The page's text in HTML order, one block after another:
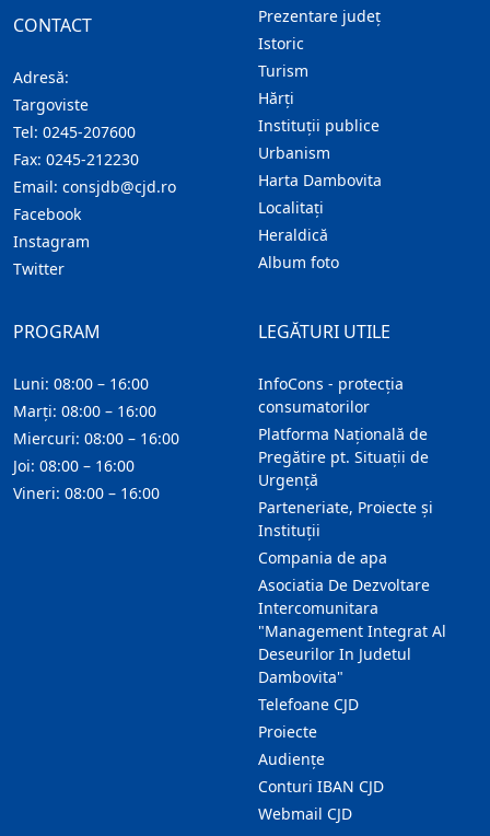
CONTACT
Adresă:
Targoviste
Tel: 0245-207600
Fax: 0245-212230
Email: consjdb@cjd.ro
Facebook
Instagram
Twitter
Prezentare judeţ
Istoric
Turism
Hărţi
Instituţii publice
Urbanism
Harta Dambovita
Localitaţi
Heraldică
Album foto
LEGĂTURI UTILE
InfoCons - protecția
consumatorilor
Platforma Națională de
Pregătire pt. Situații de
Urgență
Parteneriate, Proiecte și
Instituții
Compania de apa
Asociatia De Dezvoltare
Intercomunitara
"Management Integrat Al
Deseurilor In Judetul
Dambovita"
Telefoane CJD
Proiecte
Audienţe
Conturi IBAN CJD
Webmail CJD
PROGRAM
Luni: 08:00 – 16:00
Marți: 08:00 – 16:00
Miercuri: 08:00 – 16:00
Joi: 08:00 – 16:00
Vineri: 08:00 – 16:00